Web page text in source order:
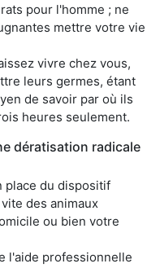
pour l'homme ; ne
mettre votre vie
vivre chez vous,
leurs germes, étant
de savoir par où ils
heures seulement.
dératisation radicale
place du dispositif
des animaux
ou bien votre
l'aide professionnelle